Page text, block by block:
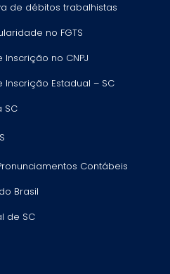
de débitos trabalhistas
no FGTS
no CNPJ
Estadual – SC
SC
Contábeis
Brasil
de SC